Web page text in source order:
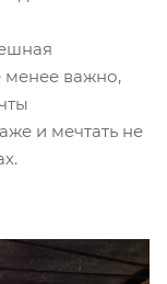
менее важно,
и мечтать не